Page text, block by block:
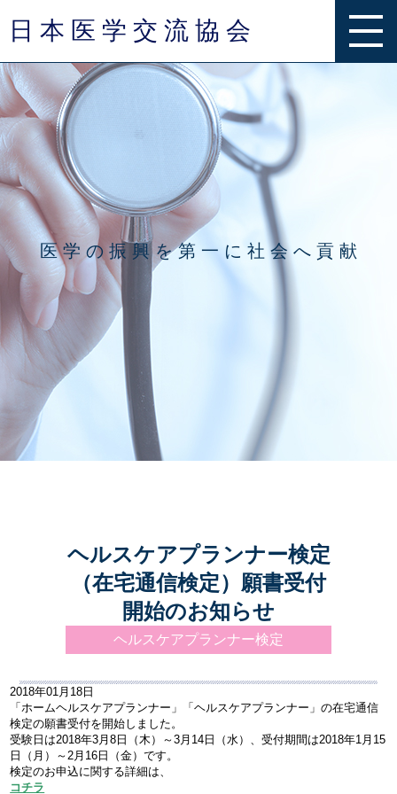
日 本 医 学 交 流 協 会
事業内容
グループ一覧
お知らせ
プライバシーポリシー
医 学 の 振 興 を 第 一 に 社 会 へ 貢 献
ヘルスケアプランナー検定
（在宅通信検定）願書受付
開始のお知らせ
ヘルスケアプランナー検定
2018年01月18日
「ホームヘルスケアプランナー」「ヘルスケアプランナー」の在宅通信
検定の願書受付を開始しました。
受験日は2018年3月8日（木）～3月14日（水）、受付期間は2018年1月15
日（月）～2月16日（金）です。
検定のお申込に関する詳細は、
コチラ